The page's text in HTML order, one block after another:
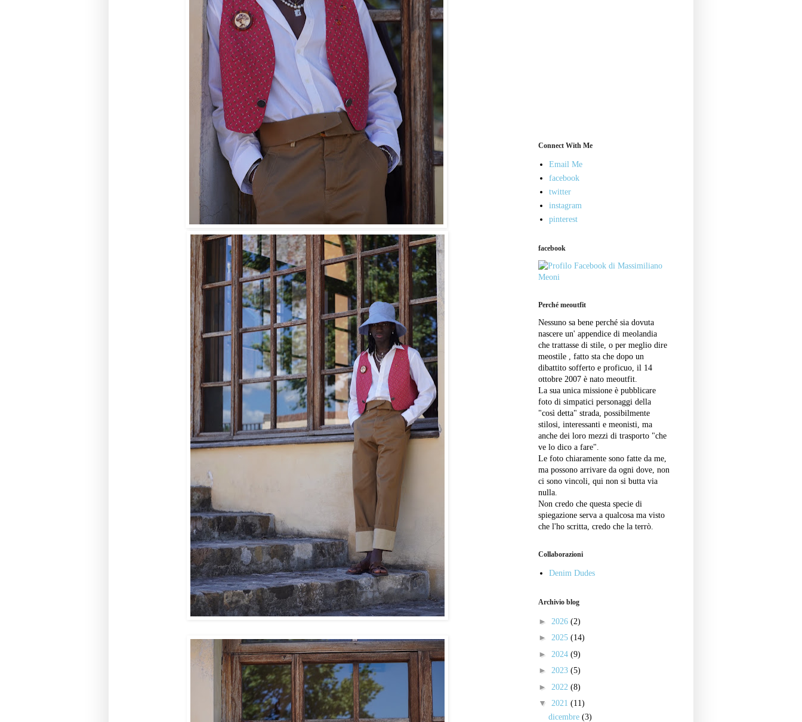
Connect With Me
Email Me
facebook
twitter
instagram
pinterest
facebook
Perché meoutfit
Nessuno sa bene perché sia dovuta
nascere un' appendice di meolandia
che trattasse di stile, o per meglio dire
meostile , fatto sta che dopo un
dibattito sofferto e proficuo, il 14
ottobre 2007 è nato meoutfit.
La sua unica missione è pubblicare
foto di simpatici personaggi della
"così detta" strada, possibilmente
stilosi, interessanti e meonisti, ma
anche dei loro mezzi di trasporto "che
ve lo dico a fare".
Le foto chiaramente sono fatte da me,
ma possono arrivare da ogni dove, non
ci sono vincoli, qui non si butta via
nulla.
Non credo che questa specie di
spiegazione serva a qualcosa ma visto
che l'ho scritta, credo che la terrò.
Collaborazioni
Denim Dudes
Archivio blog
► 2026 (2)
► 2025 (14)
► 2024 (9)
► 2023 (5)
► 2022 (8)
▼ 2021 (11)
dicembre (3)